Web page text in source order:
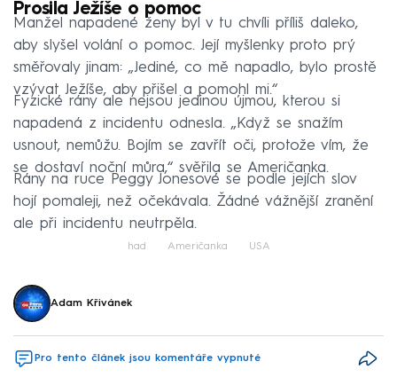
Prosila Ježíše o pomoc
Manžel napadené ženy byl v tu chvíli příliš daleko,
aby slyšel volání o pomoc. Její myšlenky proto prý
směřovaly jinam: „Jediné, co mě napadlo, bylo prostě
vzývat Ježíše, aby přišel a pomohl mi.“
Fyzické rány ale nejsou jedinou újmou, kterou si
napadená z incidentu odnesla. „Když se snažím
usnout, nemůžu. Bojím se zavřít oči, protože vím, že
se dostaví noční můra,“ svěřila se Američanka.
Rány na ruce Peggy Jonesové se podle jejích slov
hojí pomaleji, než očekávala. Žádné vážnější zranění
ale při incidentu neutrpěla.
had Američanka USA
Adam Křivánek
Pro tento článek jsou komentáře vypnuté